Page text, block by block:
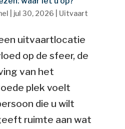
jul 30, 2026 Uitvaart
uitvaartlocatie
op de sfeer, de
van het
plek voelt
die u wilt
ruimte aan wat